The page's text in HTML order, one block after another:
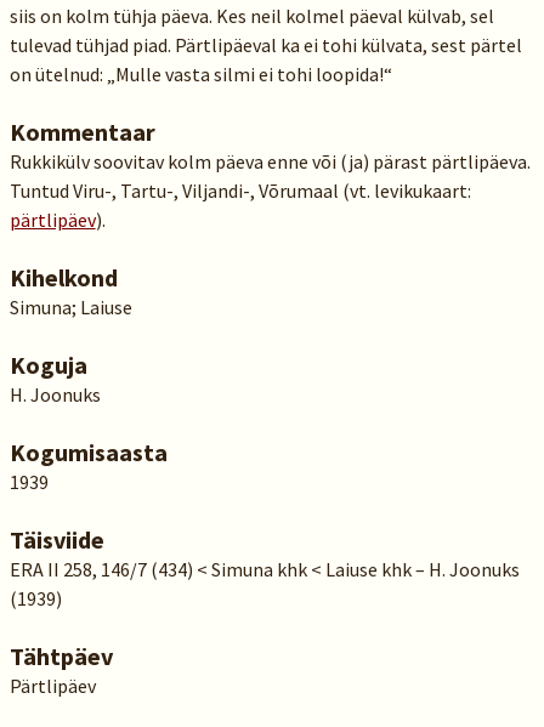
siis on kolm tühja päeva. Kes neil kolmel päeval külvab, sel
tulevad tühjad piad. Pärtlipäeval ka ei tohi külvata, sest pärtel
on ütelnud: „Mulle vasta silmi ei tohi loopida!“
Kommentaar
Rukkikülv soovitav kolm päeva enne või (ja) pärast pärtlipäeva.
Tuntud Viru-, Tartu-, Viljandi-, Võrumaal (vt. levikukaart:
pärtlipäev).
Kihelkond
Simuna; Laiuse
Koguja
H. Joonuks
Kogumisaasta
1939
Täisviide
ERA II 258, 146/7 (434) < Simuna khk < Laiuse khk – H. Joonuks
(1939)
Tähtpäev
Pärtlipäev